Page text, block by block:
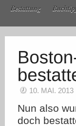
Bestattung
10. MAI. 2013
Nun also
doch